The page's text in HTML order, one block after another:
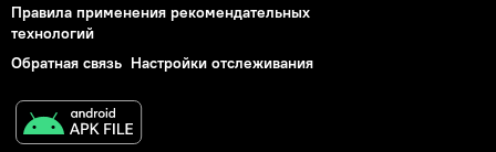
Правила применения рекомендательных
технологий
Обратная связь Настройки отслеживания